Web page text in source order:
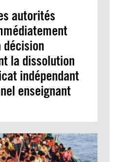
autorités
décision
la dissolution
indépendant
enseignant